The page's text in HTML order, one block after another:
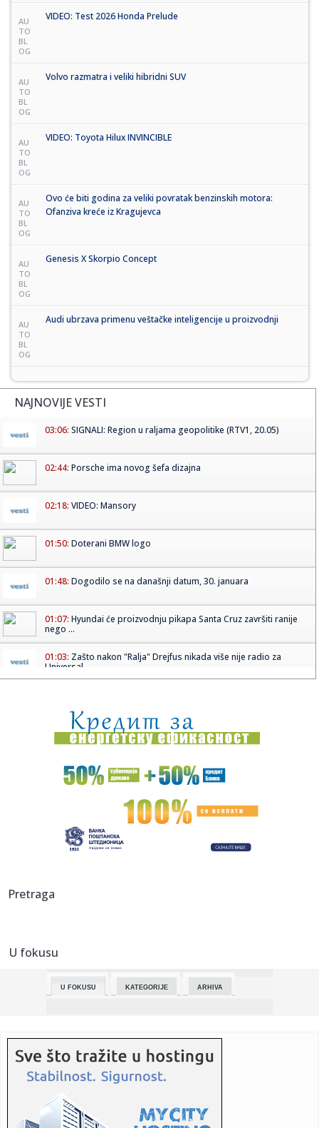
AU
TO
BL
OG
VIDEO: Test 2026 Honda Prelude
AU
TO
BL
OG
Volvo razmatra i veliki hibridni SUV
AU
TO
BL
OG
VIDEO: Toyota Hilux INVINCIBLE
AU
TO
BL
OG
Ovo će biti godina za veliki povratak benzinskih motora:
Ofanziva kreće iz Kragujevca
AU
TO
BL
OG
Genesis X Skorpio Concept
AU
TO
BL
OG
Audi ubrzava primenu veštačke inteligencije u proizvodnji
NAJNOVIJE VESTI
03:06: SIGNALI: Region u raljama geopolitike (RTV1, 20.05)
02:44: Porsche ima novog šefa dizajna
02:18: VIDEO: Mansory
01:50: Doterani BMW logo
01:48: Dogodilo se na današnji datum, 30. januara
01:07: Hyundai će proizvodnju pikapa Santa Cruz završiti ranije
nego ...
01:03: Zašto nakon "Ralja" Drejfus nikada više nije radio za
Universal...
01:03:Muris C. pred irskim sudom zbog ubistva sunarodnika iz
BiH
01:03:Ljuba Perućica otkrio istinu o odnosu sa Živojinovićima: Bili
Naučni skup "Bratska – slovenska nit, mostovi kulture i
00:52:PAMTI BEOGRAD: Zek Ledej poslao poruku ljudima u
00:46:
00:46:
Prevoznici iz BiH i Srbije nastavljaju blokadu graničnih
00:42:Ko će u petak biti bez struje
00:41:Remi u Beogradu: Zvezda kroz baraž traži nastavak u
Evropi
Pretraga
U fokusu
U FOKUSU KATEGORIJE ARHIVA